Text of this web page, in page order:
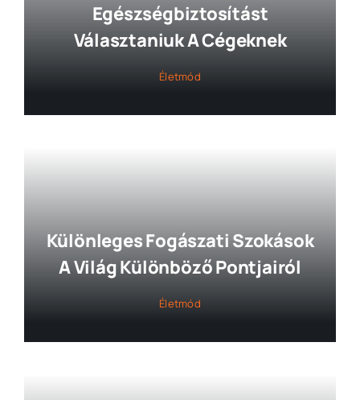
Egészségbiztosítást
Választaniuk A Cégeknek
Életmód
Különleges Fogászati Szokások
A Világ Különböző Pontjairól
Életmód